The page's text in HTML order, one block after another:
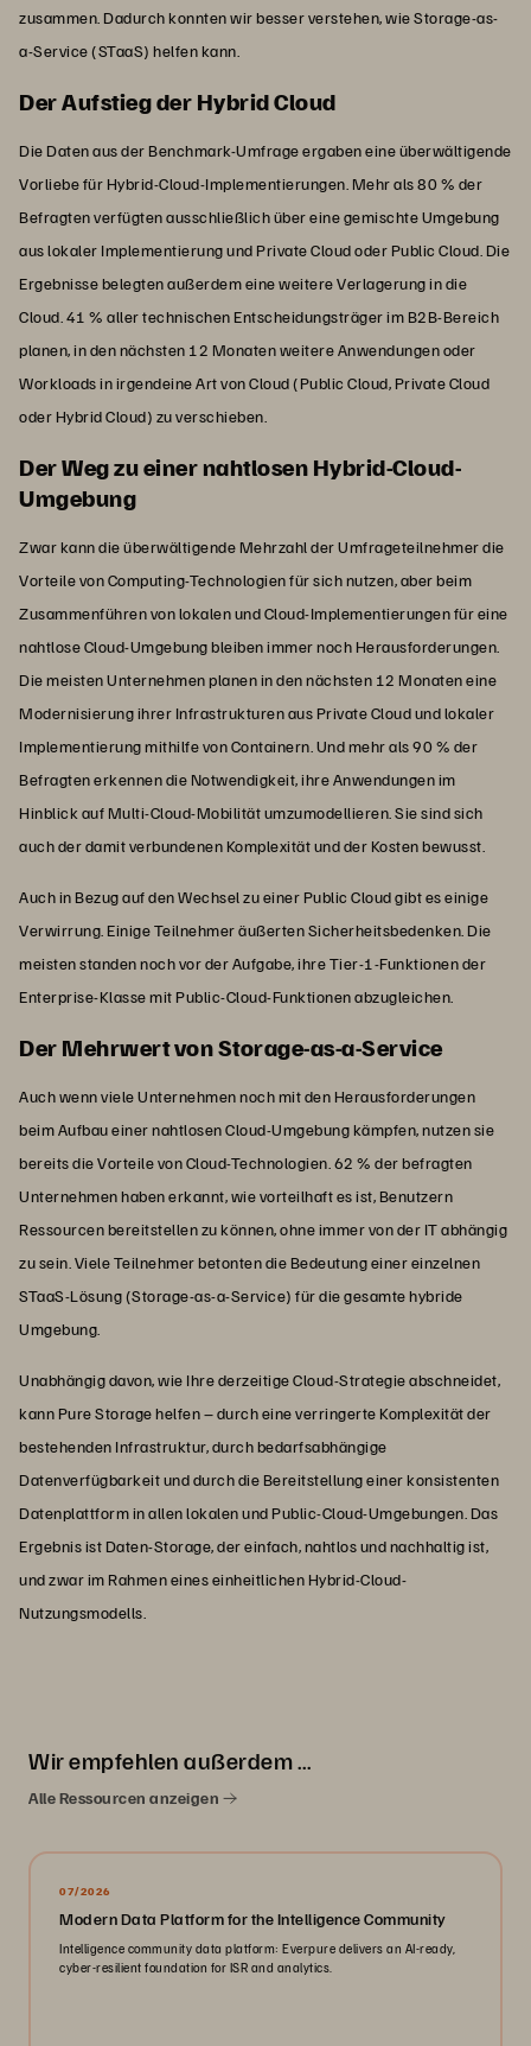
zusammen. Dadurch konnten wir besser verstehen, wie Storage-as-
a-Service (STaaS) helfen kann.
Der Aufstieg der Hybrid Cloud
Die Daten aus der Benchmark-Umfrage ergaben eine überwältigende
Vorliebe für Hybrid-Cloud-Implementierungen. Mehr als 80 % der
Befragten verfügten ausschließlich über eine gemischte Umgebung
aus lokaler Implementierung und Private Cloud oder Public Cloud. Die
Ergebnisse belegten außerdem eine weitere Verlagerung in die
Cloud. 41 % aller technischen Entscheidungsträger im B2B-Bereich
planen, in den nächsten 12 Monaten weitere Anwendungen oder
Workloads in irgendeine Art von Cloud (Public Cloud, Private Cloud
oder Hybrid Cloud) zu verschieben.
Der Weg zu einer nahtlosen Hybrid-Cloud-
Umgebung
Zwar kann die überwältigende Mehrzahl der Umfrageteilnehmer die
Vorteile von Computing-Technologien für sich nutzen, aber beim
Zusammenführen von lokalen und Cloud-Implementierungen für eine
nahtlose Cloud-Umgebung bleiben immer noch Herausforderungen.
Die meisten Unternehmen planen in den nächsten 12 Monaten eine
Modernisierung ihrer Infrastrukturen aus Private Cloud und lokaler
Implementierung mithilfe von Containern. Und mehr als 90 % der
Befragten erkennen die Notwendigkeit, ihre Anwendungen im
Hinblick auf Multi-Cloud-Mobilität umzumodellieren. Sie sind sich
auch der damit verbundenen Komplexität und der Kosten bewusst.
Auch in Bezug auf den Wechsel zu einer Public Cloud gibt es einige
Verwirrung. Einige Teilnehmer äußerten Sicherheitsbedenken. Die
meisten standen noch vor der Aufgabe, ihre Tier-1-Funktionen der
Enterprise-Klasse mit Public-Cloud-Funktionen abzugleichen.
Der Mehrwert von Storage-as-a-Service
Auch wenn viele Unternehmen noch mit den Herausforderungen
beim Aufbau einer nahtlosen Cloud-Umgebung kämpfen, nutzen sie
bereits die Vorteile von Cloud-Technologien. 62 % der befragten
Unternehmen haben erkannt, wie vorteilhaft es ist, Benutzern
Ressourcen bereitstellen zu können, ohne immer von der IT abhängig
zu sein. Viele Teilnehmer betonten die Bedeutung einer einzelnen
STaaS-Lösung (Storage-as-a-Service) für die gesamte hybride
Umgebung.
Unabhängig davon, wie Ihre derzeitige Cloud-Strategie abschneidet,
kann Pure Storage helfen – durch eine verringerte Komplexität der
bestehenden Infrastruktur, durch bedarfsabhängige
Datenverfügbarkeit und durch die Bereitstellung einer konsistenten
Datenplattform in allen lokalen und Public-Cloud-Umgebungen. Das
Ergebnis ist Daten-Storage, der einfach, nahtlos und nachhaltig ist,
und zwar im Rahmen eines einheitlichen Hybrid-Cloud-
Nutzungsmodells.
Wir empfehlen außerdem …
Alle Ressourcen anzeigen
07/2026
Modern Data Platform for the Intelligence Community
Intelligence community data platform: Everpure delivers an AI-ready,
cyber-resilient foundation for ISR and analytics.